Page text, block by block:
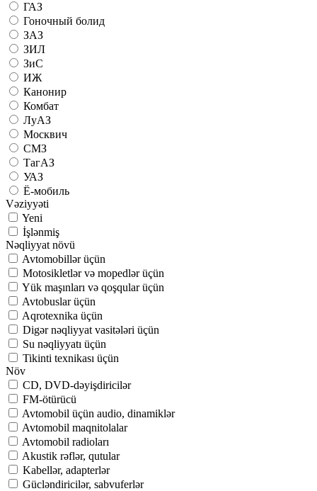
ГАЗ
Гоночный болид
ЗАЗ
ЗИЛ
ЗиС
ИЖ
Канонир
Комбат
ЛуАЗ
Москвич
СМЗ
ТагАЗ
УАЗ
Ё-мобиль
Vəziyyəti
Yeni
İşlənmiş
Nəqliyyat növü
Avtomobillər üçün
Motosikletlər və mopedlər üçün
Yük maşınları və qoşqular üçün
Avtobuslar üçün
Aqrotexnika üçün
Digər nəqliyyat vasitələri üçün
Su nəqliyyatı üçün
Tikinti texnikası üçün
Növ
CD, DVD-dəyişdiricilər
FM-ötürücü
Avtomobil üçün audio, dinamiklər
Avtomobil maqnitolalar
Avtomobil radioları
Akustik rəflər, qutular
Kabellər, adapterlər
Gücləndiricilər, sabvuferlər